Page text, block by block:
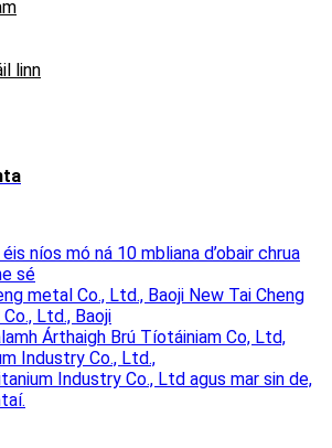
linn
níos mó ná 10 mbliana d’obair chrua
sé
metal Co., Ltd., Baoji New Tai Cheng
Ltd., Baoji
Árthaigh Brú Tíotáiniam Co, Ltd,
Industry Co., Ltd.,
Industry Co., Ltd agus mar sin de,